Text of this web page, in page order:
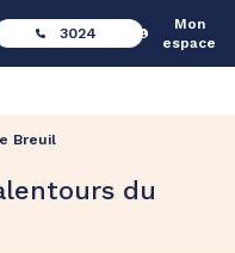
3024
Mon
espace
Breuil
du